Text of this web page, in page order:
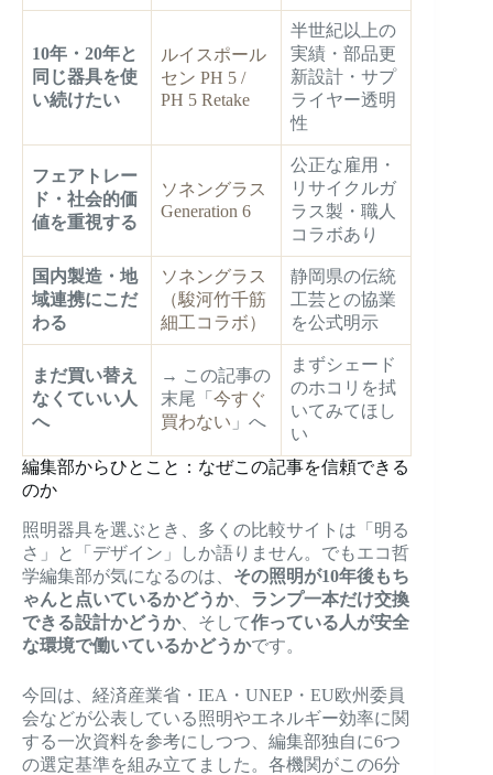
10年・20年と
同じ器具を使
い続けたい
ルイスポール
セン PH 5 /
PH 5 Retake
半世紀以上の
実績・部品更
新設計・サプ
ライヤー透明
性
フェアトレー
ド・社会的価
値を重視する
ソネングラス
Generation 6
公正な雇用・
リサイクルガ
ラス製・職人
コラボあり
国内製造・地
域連携にこだ
わる
ソネングラス
（駿河竹千筋
細工コラボ）
静岡県の伝統
工芸との協業
を公式明示
まだ買い替え
なくていい人
へ
→ この記事の
末尾「 今すぐ
買わない 」へ
まずシェード
のホコリを拭
いてみてほし
い
編集部からひとこと：なぜこの記事を信頼できる
のか
照明器具を選ぶとき、多くの比較サイトは「明る
さ」と「デザイン」しか語りません。でもエコ哲
学編集部が気になるのは、 その照明が10年後もち
ゃんと点いているかどうか、 ランプ一本だけ交換
できる設計かどうか、そして作っている人が安全
な環境で働いているかどうかです。
今回は、経済産業省・IEA・UNEP・EU欧州委員
会などが公表している照明やエネルギー効率に関
する一次資料を参考にしつつ、編集部独自に6つ
の選定基準を組み立てました。各機関がこの6分